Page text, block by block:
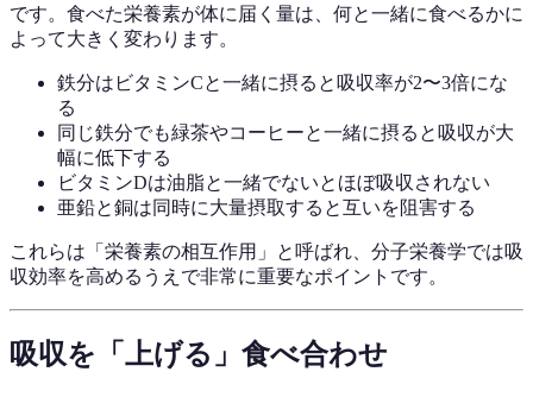
です。食べた栄養素が体に届く量は、何と一緒に食べるかに
よって大きく変わります。
鉄分はビタミンCと一緒に摂ると吸収率が2〜3倍にな
る
同じ鉄分でも緑茶やコーヒーと一緒に摂ると吸収が大
幅に低下する
ビタミンDは油脂と一緒でないとほぼ吸収されない
亜鉛と銅は同時に大量摂取すると互いを阻害する
これらは「栄養素の相互作用」と呼ばれ、分子栄養学では吸
収効率を高めるうえで非常に重要なポイントです。
吸収を「上げる」食べ合わせ